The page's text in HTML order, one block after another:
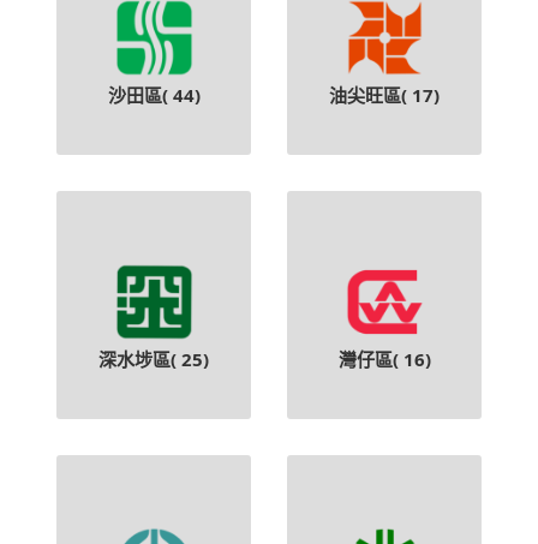
沙田區( 44) 油尖旺區( 17)
深水埗區( 25) 灣仔區( 16)